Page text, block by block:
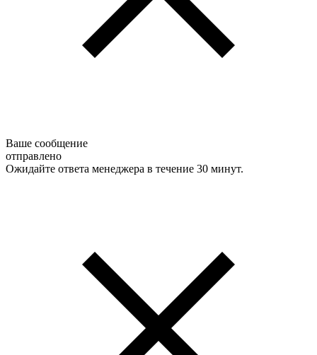
Ваше сообщение
отправлено
Ожидайте ответа менеджера в течение 30 минут.